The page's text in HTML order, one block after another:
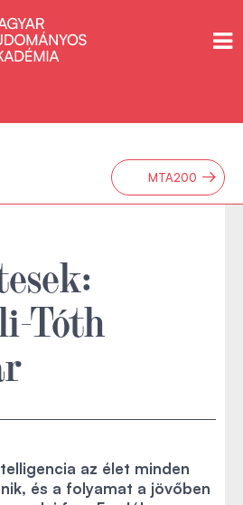
MTA200 →
Tóth
az élet minden
és a folyamat a jövőben